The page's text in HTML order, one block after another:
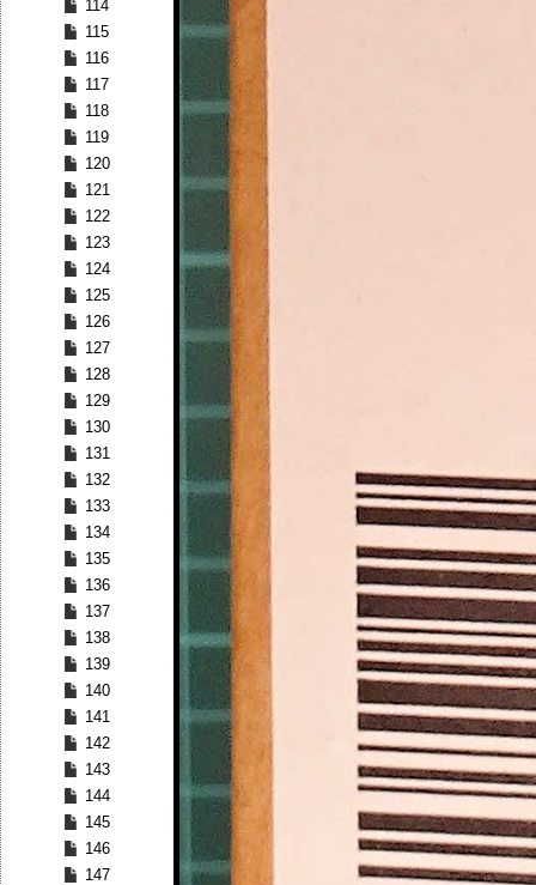
114
115
116
117
118
119
120
121
122
123
124
125
126
127
128
129
130
131
132
133
134
135
136
137
138
139
140
141
142
143
144
145
146
147